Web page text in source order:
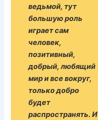
ведьмой, тут
большую роль
играет сам
человек,
позитивный,
добрый, любящий
мир и все вокруг,
только добро
будет
распространять. И